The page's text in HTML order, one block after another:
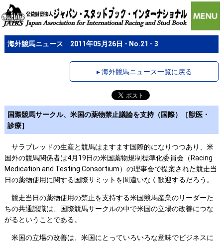
海外競馬ニュース 2011年05月26日 - No.21 - 3
▸ 海外競馬ニュース一覧に戻る
国際競馬サークル、米国の薬物禁止議論を支持（国際）［獣医・
診療］
サラブレッドの生産と競馬はますます国際的になりつつあり、米
国外の競馬関係者は4月19日の米国薬物規制標準化委員会（Racing
Medication and Testing Consortium）の理事会で提案された競走当
日の薬物使用に関する国際サミットを間違いなく歓迎するだろう。
競走当日の薬物使用の禁止を支持する米国競馬産業のリーダーた
ちの共通認識は、国際競馬サークルの中で米国の立場の改善につな
がるということである。
米国の立場の改善は、米国にとっていろいろな意味でビジネスに